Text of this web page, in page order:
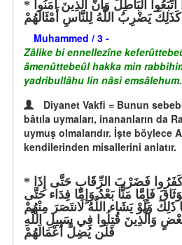
يَضْرِبُ اللَّهُ لِلنَّاسِ أَمْثَالَهُمْ
Muhammed / 3 -
Zâlike bi ennellezîne
âmenûttebeûl hakka min
yadribullâhu lin nâsi emsâlehum.
Diyanet Vakfi = Bunun
bâtıla uymaları, inananların da
uymuş olmalarıdır. İşte böylece
kendilerinden misallerini anlatır.
فَإِمَّا مَنًّا بَعْدُ وَإِمَّا فِدَاء حَتَّى
وَلَوْ يَشَاء اللَّهُ لَانتَصَرَ مِنْهُمْ
وَالَّذِينَ قُتِلُوا فِي سَبِيلِ اللَّهِ
فَلَن يُضِلَّ أَعْمَالَهُمْ